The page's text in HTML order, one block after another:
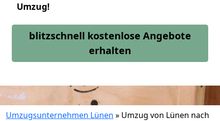
Umzug!
blitzschnell kostenlose Angebote
erhalten
Umzugsunternehmen Lünen » Umzug von Lünen nach